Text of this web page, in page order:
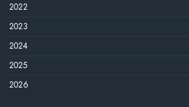
2022
2023
2024
2025
2026